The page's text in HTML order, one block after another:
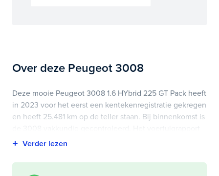
Over deze Peugeot 3008
Deze mooie Peugeot 3008 1.6 HYbrid 225 GT Pack heeft
in 2023 voor het eerst een kentekenregistratie gekregen
en heeft 25.481 km op de teller staan. Bij binnenkomst is
is op deze pagina bij onderhoud en historie te